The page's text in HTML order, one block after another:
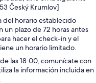
Český Krumlov]
del horario establecido
plazo de 72 horas antes
hacer el check-in y el
un horario limitado.
las 18:00, comunícate con
la información incluida en